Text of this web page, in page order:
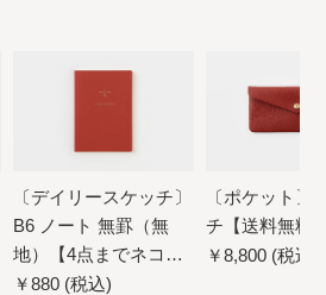
〔デイリースケッチ〕
B6 ノート 無罫（無
地）【4点までネコポ
ス配送可】
￥880 (税込)
〔ポケット〕
チ【送料無料
￥8,800 (税込)